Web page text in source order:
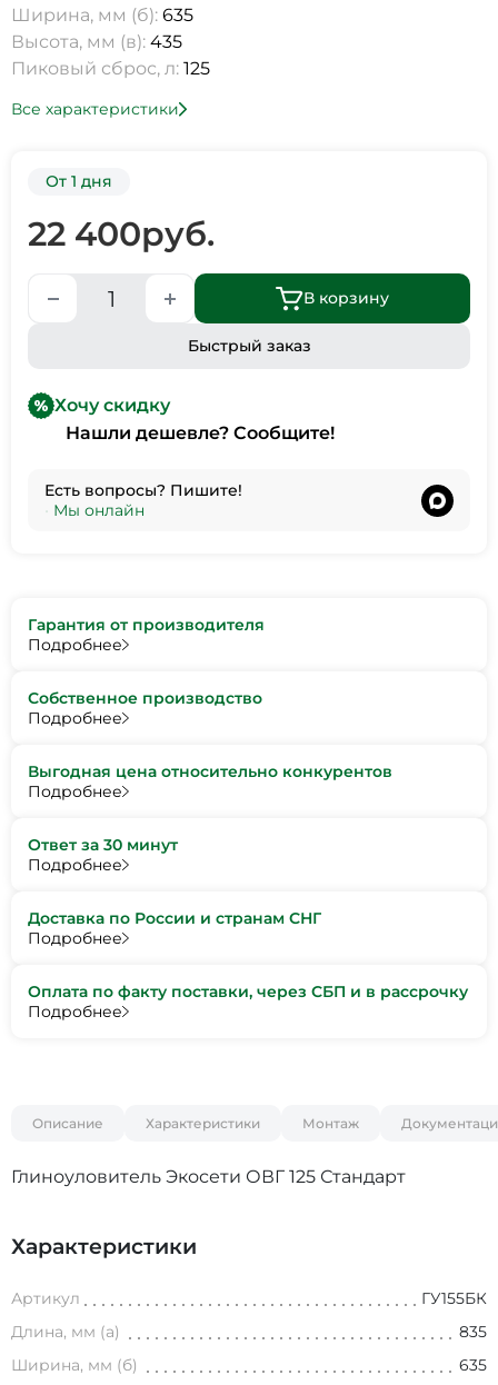
Ширина, мм (б): 635
Высота, мм (в): 435
Пиковый сброс, л: 125
Все характеристики
От 1 дня
22 400руб.
В корзину
Быстрый заказ
Хочу скидку
Нашли дешевле? Сообщите!
Есть вопросы? Пишите!
• Мы онлайн
Гарантия от производителя
Подробнее
Собственное производство
Подробнее
Выгодная цена относительно конкурентов
Подробнее
Ответ за 30 минут
Подробнее
Доставка по России и странам СНГ
Подробнее
Оплата по факту поставки, через СБП и в рассрочку
Подробнее
Описание Характеристики Монтаж
Глиноуловитель Экосети ОВГ 125 Стандарт
Характеристики
Артикул
ГУ155БК
Длина, мм (а)
835
Ширина, мм (б)
635